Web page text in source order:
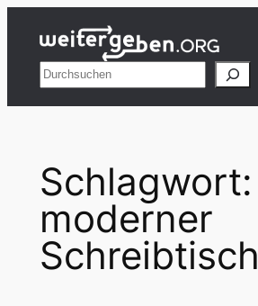
Inhalt
springenSuchen
Schlagwort:
moderner
Schreibtisch